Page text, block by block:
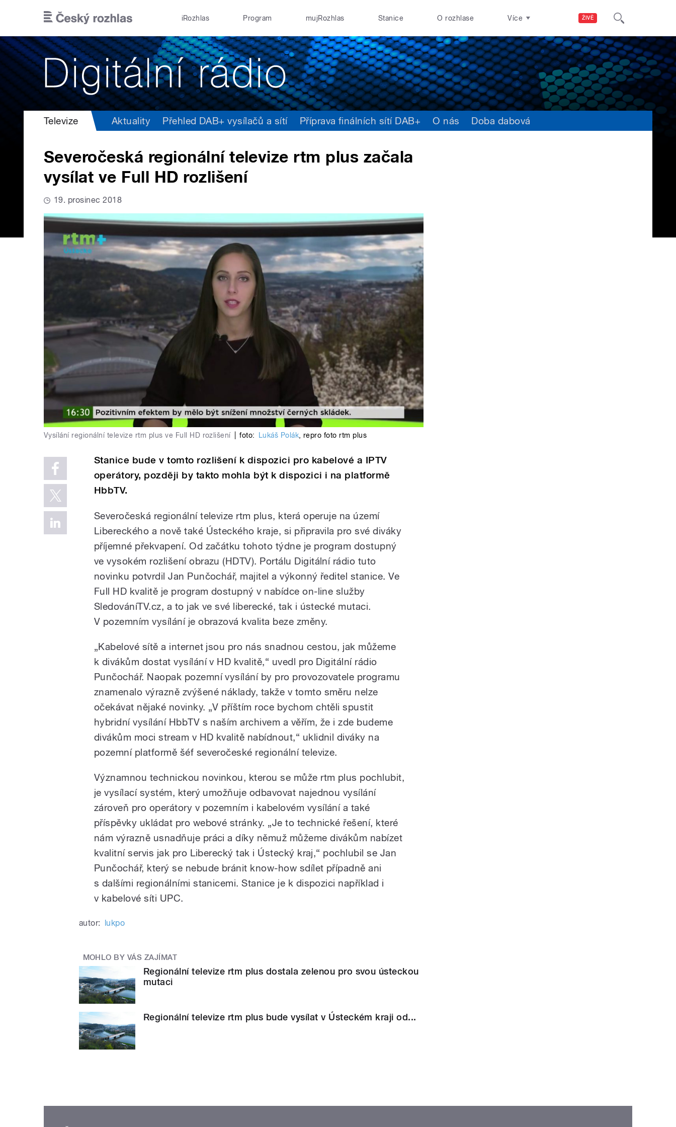
ŽIVĚ
iRozhlas Program mujRozhlas Stanice O rozhlase Více
Televize Aktuality Přehled DAB+ vysílačů a sítí Příprava finálních sítí DAB+ O nás Doba dabová
Severočeská regionální televize rtm plus začala
vysílat ve Full HD rozlišení
19. prosinec 2018
Vysílání regionální televize rtm plus ve Full HD rozlišení foto: Lukáš Polák, repro foto rtm plus
Stanice bude v tomto rozlišení k dispozici pro kabelové a IPTV
operátory, později by takto mohla být k dispozici i na platformě
HbbTV.
Severočeská regionální televize rtm plus, která operuje na území
Libereckého a nově také Ústeckého kraje, si připravila pro své diváky
příjemné překvapení. Od začátku tohoto týdne je program dostupný
ve vysokém rozlišení obrazu (HDTV). Portálu Digitální rádio tuto
novinku potvrdil Jan Punčochář, majitel a výkonný ředitel stanice. Ve
Full HD kvalitě je program dostupný v nabídce on-line služby
SledováníTV.cz, a to jak ve své liberecké, tak i ústecké mutaci.
V pozemním vysílání je obrazová kvalita beze změny.
„Kabelové sítě a internet jsou pro nás snadnou cestou, jak můžeme
k divákům dostat vysílání v HD kvalitě,“ uvedl pro Digitální rádio
Punčochář. Naopak pozemní vysílání by pro provozovatele programu
znamenalo výrazně zvýšené náklady, takže v tomto směru nelze
očekávat nějaké novinky. „V příštím roce bychom chtěli spustit
hybridní vysílání HbbTV s naším archivem a věřím, že i zde budeme
divákům moci stream v HD kvalitě nabídnout,“ uklidnil diváky na
pozemní platformě šéf severočeské regionální televize.
Významnou technickou novinkou, kterou se může rtm plus pochlubit,
je vysílací systém, který umožňuje odbavovat najednou vysílání
zároveň pro operátory v pozemním i kabelovém vysílání a také
příspěvky ukládat pro webové stránky. „Je to technické řešení, které
nám výrazně usnadňuje práci a díky němuž můžeme divákům nabízet
kvalitní servis jak pro Liberecký tak i Ústecký kraj,“ pochlubil se Jan
Punčochář, který se nebude bránit know-how sdílet případně ani
s dalšími regionálními stanicemi. Stanice je k dispozici například i
v kabelové síti UPC.
autor: lukpo
MOHLO BY VÁS ZAJÍMAT
Regionální televize rtm plus dostala zelenou pro svou ústeckou
mutaci
Regionální televize rtm plus bude vysílat v Ústeckém kraji od...